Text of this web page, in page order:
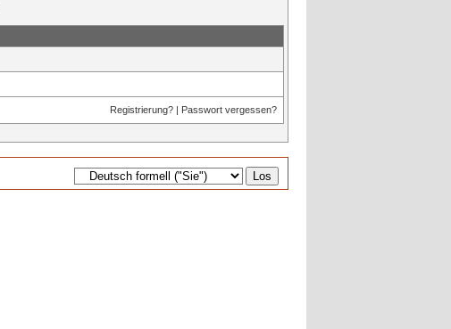
Registrierung? | Passwort vergessen?